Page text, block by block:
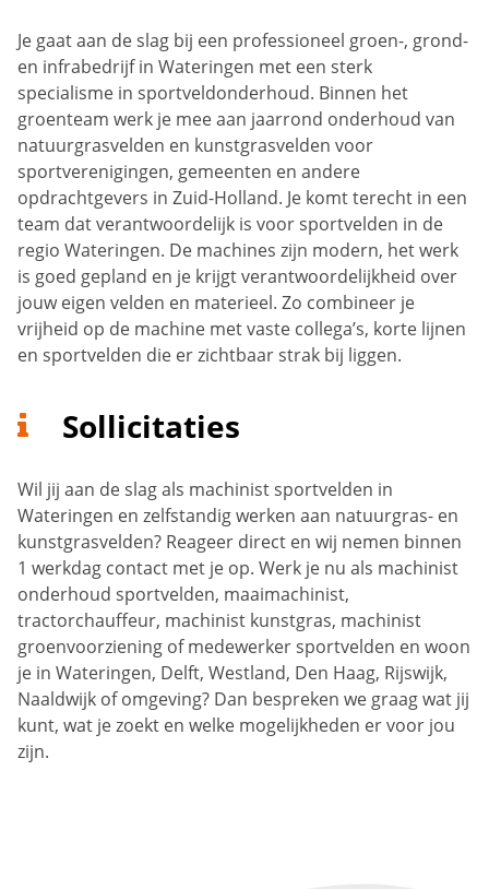
Je gaat aan de slag bij een professioneel groen-, grond-
en infrabedrijf in Wateringen met een sterk
specialisme in sportveldonderhoud. Binnen het
groenteam werk je mee aan jaarrond onderhoud van
natuurgrasvelden en kunstgrasvelden voor
sportverenigingen, gemeenten en andere
opdrachtgevers in Zuid-Holland. Je komt terecht in een
team dat verantwoordelijk is voor sportvelden in de
regio Wateringen. De machines zijn modern, het werk
is goed gepland en je krijgt verantwoordelijkheid over
jouw eigen velden en materieel. Zo combineer je
vrijheid op de machine met vaste collega’s, korte lijnen
en sportvelden die er zichtbaar strak bij liggen.
Sollicitaties
Wil jij aan de slag als machinist sportvelden in
Wateringen en zelfstandig werken aan natuurgras- en
kunstgrasvelden? Reageer direct en wij nemen binnen
1 werkdag contact met je op. Werk je nu als machinist
onderhoud sportvelden, maaimachinist,
tractorchauffeur, machinist kunstgras, machinist
groenvoorziening of medewerker sportvelden en woon
je in Wateringen, Delft, Westland, Den Haag, Rijswijk,
Naaldwijk of omgeving? Dan bespreken we graag wat jij
kunt, wat je zoekt en welke mogelijkheden er voor jou
zijn.